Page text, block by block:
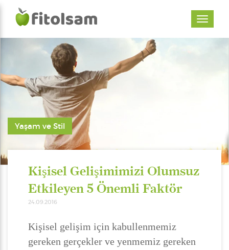
Yaşam ve Stil
Kişisel Gelişimimizi Olumsuz
Etkileyen 5 Önemli Faktör
24.09.2016
Kişisel gelişim için kabullenmemiz
gereken gerçekler ve yenmemiz gereken